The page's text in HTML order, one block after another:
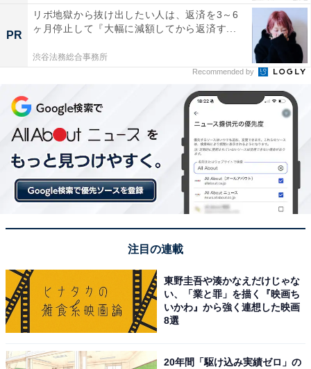
『ファミリア×紀ノ国屋 バッグ』
出かけをしているデザインで、普段使いに便利なサイズ
のバッグです。
『ファミリア×紀ノ国屋 巾着』（税込8250円）
PR
リボ地獄から抜け出したい人は、返済を3～6
ヶ月停止して『大幅に減額してから返済す...
渋谷法務総合事務所
Recommended by
注目の連載
東野圭吾や湊かなえだけじゃな
い、「業と罪」を描く『映画ち
いかわ』から強く連想した映画
8選
20年間「駆け込み実績ゼロ」の